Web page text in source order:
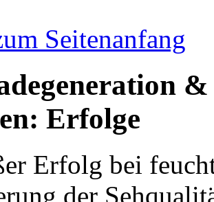
Seitenanfang
Erfolge
Erfolg bei
der